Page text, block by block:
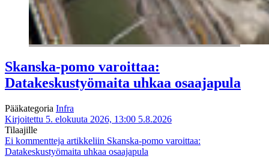
Skanska-pomo varoittaa:
Datakeskustyömaita uhkaa osaajapula
Pääkategoria Infra
Kirjoitettu 5. elokuuta 2026, 13:00 5.8.2026
Tilaajille
Ei kommentteja artikkeliin Skanska-pomo varoittaa:
Datakeskustyömaita uhkaa osaajapula